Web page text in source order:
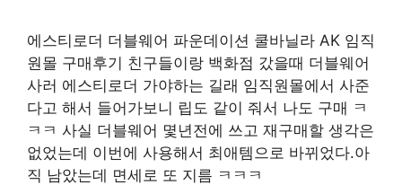
에스티로더 더블웨어 파운데이션 쿨바닐라 AK 임직
원몰 구매후기 친구들이랑 백화점 갔을때 더블웨어
사러 에스티로더 가야하는 길래 임직원몰에서 사준
다고 해서 들어가보니 립도 같이 줘서 나도 구매 ㅋ
ㅋㅋ 사실 더블웨어 몇년전에 쓰고 재구매할 생각은
없었는데 이번에 사용해서 최애템으로 바뀌었다.아
직 남았는데 면세로 또 지름 ㅋㅋㅋ